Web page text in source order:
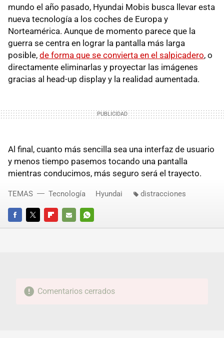
mundo el año pasado, Hyundai Mobis busca llevar esta
nueva tecnología a los coches de Europa y
Norteamérica. Aunque de momento parece que la
guerra se centra en lograr la pantalla más larga
posible, de forma que se convierta en el salpicadero, o
directamente eliminarlas y proyectar las imágenes
gracias al head-up display y la realidad aumentada.
Al final, cuanto más sencilla sea una interfaz de usuario
y menos tiempo pasemos tocando una pantalla
mientras conducimos, más seguro será el trayecto.
FACEBOOKTWITTERFLIPBOARD
E-
WHATSAPP
TEMAS Tecnología Hyundai distracciones
Comentarios cerrados